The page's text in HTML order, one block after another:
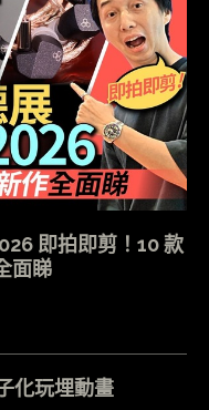
即拍即剪！10 款
面睇
化玩埋動畫